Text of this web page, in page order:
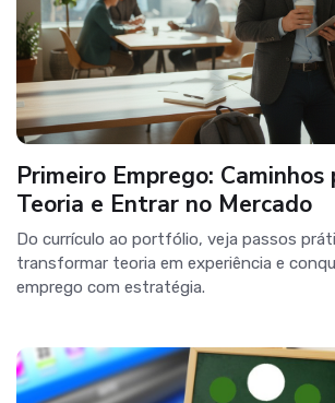
Primeiro Emprego: Caminhos
Teoria e Entrar no Mercado
Do currículo ao portfólio, veja passos
transformar teoria em experiência e
emprego com estratégia.